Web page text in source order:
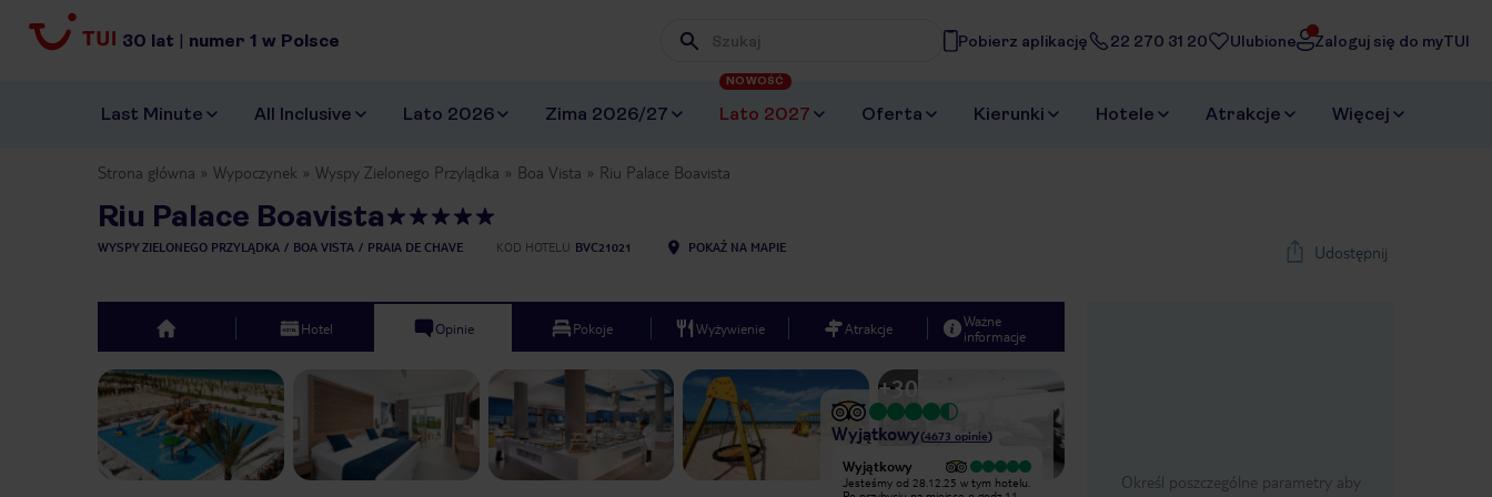
30 lat | numer 1 w Polsce Wpisz frazę, której szukasz
Pobierz aplikację 22 270 31 20 Ulubione Zaloguj się do myTUI
Last Minute All Inclusive Lato 2026 Zima 2026/27 Lato 2027
NOWOŚĆ
Oferta Kierunki Hotele Atrakcje Więcej
Strona główna Wypoczynek Wyspy Zielonego Przylądka Boa Vista Riu Palace Boavista
Riu Palace Boavista
WYSPY ZIELONEGO PRZYLĄDKA BOA VISTA PRAIA DE CHAVE KOD HOTELU BVC21021 POKAŻ NA MAPIE Udostępnij
Określ poszczególne parametry aby
top Hotel Opinie Pokoje Wyżywienie Atrakcje
Ważne
informacje
Previous slide
1/36
+30
Wyjątkowy(4673 opinie)
Wyjątkowy
It’s very nice place and hotel. Gorąco
Wyjątkowy
Jesteśmy od 28.12.25 w tym hotelu.
Byliśmy w wielu Riu i ten jest
naprawdę słaby. W pokoju łózka
Hotel super zlokalizowany. Bardzo